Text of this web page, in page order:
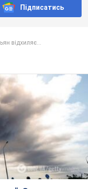
Підписатись
відхиляє...